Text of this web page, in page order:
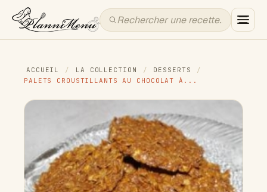
ACCUEIL / LA COLLECTION / DESSERTS
/
PALETS CROUSTILLANTS AU CHOCOLAT À...